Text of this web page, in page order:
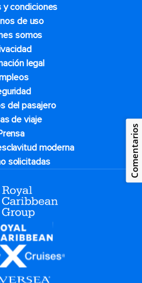
y condiciones
de uso
somos
legal
del pasajero
de viaje
moderna
solicitadas
Comentarios